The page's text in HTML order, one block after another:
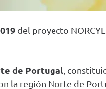
del proyecto
de Portugal ,
la región Norte de